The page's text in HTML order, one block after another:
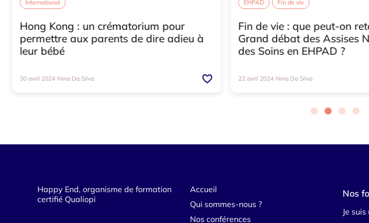
International
Hong Kong : un crématorium pour
permettre aux parents de dire adieu à
leur bébé
30 avril 2024 Nina Da Silva
EHPAD Fin de vie
Fin de vie : que peut-on
Grand débat des Assises
des Soins en EHPAD ?
22 avril 2024 Nina Da Silva
Happy End, organisme de formation
certifié Qualiopi
Accueil
Qui sommes-nous ?
Nos conférences
Nos
Je